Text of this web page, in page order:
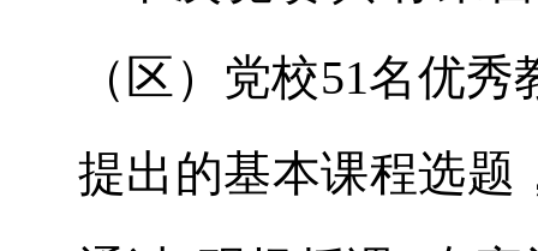
（区）党校51名优
提出的基本课程选题